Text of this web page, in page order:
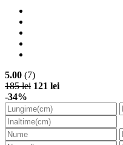
5.00 (7)
185 lei 121 lei
-34%